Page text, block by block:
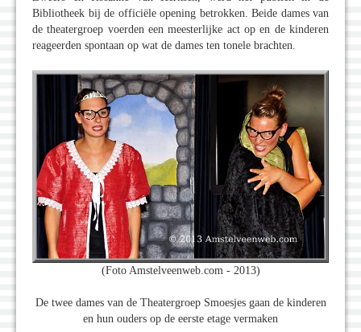
Bibliotheek bij de officiële opening betrokken. Beide dames van
de theatergroep voerden een meesterlijke act op en de kinderen
reageerden spontaan op wat de dames ten tonele brachten.
(Foto Amstelveenweb.com - 2013)
De twee dames van de Theatergroep Smoesjes gaan de kinderen
en hun ouders op de eerste etage vermaken